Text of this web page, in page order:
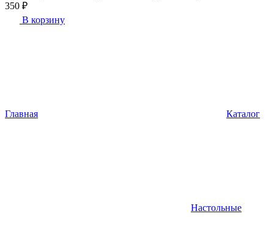
350 ₽
В корзину
Главная Каталог
Настольные